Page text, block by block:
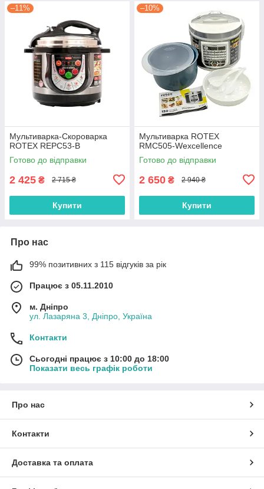
–11%
Мультиварка-Скороварка
ROTEX REPC53-B
Готово до відправки
2 425 ₴ 2 715 ₴
Купити
–10%
Мультиварка ROTEX
RMC505-Wexcellence
Готово до відправки
2 650 ₴ 2 940 ₴
Купити
Про нас
99% позитивних з 115 відгуків за рік
Працює з 05.11.2010
м. Дніпро
ул. Лазаряна 3, Дніпро, Україна
Контакти
Сьогодні працює з 10:00 до 18:00
Показати весь графік роботи
Про нас
Контакти
Доставка та оплата